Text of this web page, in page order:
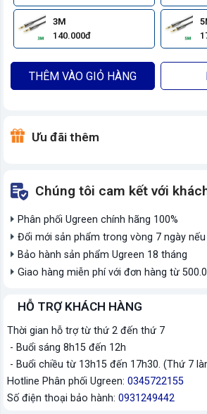
3M
140.000đ
THÊM VÀO GIỎ HÀNG
Ưu đãi thêm
Chúng tôi cam kết với
Phân phối Ugreen chính hãng 100%
Đổi mới sản phẩm trong vòng 7 ngày
Bảo hành sản phẩm Ugreen 18 tháng
Giao hàng miễn phí với đơn hàng từ
HỖ TRỢ KHÁCH HÀNG
Thời gian hỗ trợ từ thứ 2 đến thứ 7
- Buổi sáng 8h15 đến 12h
- Buổi chiều từ 13h15 đến 17h30. (Thứ 7
Hotline Phân phối Ugreen: 0345722155
Số điện thoại bảo hành: 0931249442